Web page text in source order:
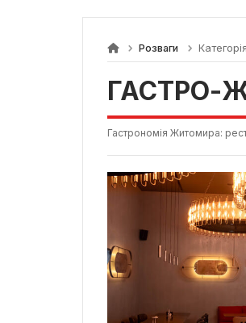
Розваги
ГАСТРО-
Гастрономія Житомира: